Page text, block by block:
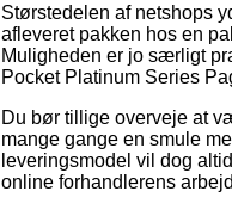
Størstedelen af netshops
afleveret pakken hos en
Muligheden er jo særligt
Pocket Platinum Series
Du bør tillige overveje at
mange gange en smule
leveringsmodel vil dog
online forhandlerens